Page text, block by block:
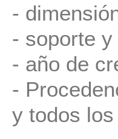
-
- soporte
- año de
-
y todos